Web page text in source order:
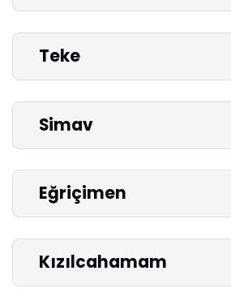
Teke
Simav
Eğriçimen
Kızılcahamam